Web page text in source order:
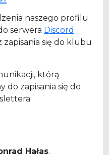
naszego profilu
serwera Discord
zapisania się do klubu
którą
do zapisania się do
Hałas.